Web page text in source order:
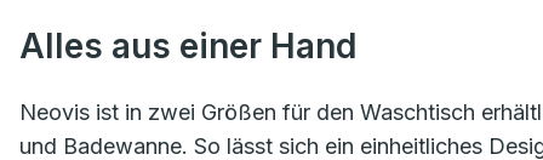
Alles aus einer Hand
Neovis ist in zwei Größen für den Waschtisch
und Badewanne. So lässt sich ein einheitliches